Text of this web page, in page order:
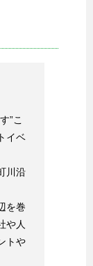
”こ
イベ
川沿
を巻
や人
トや